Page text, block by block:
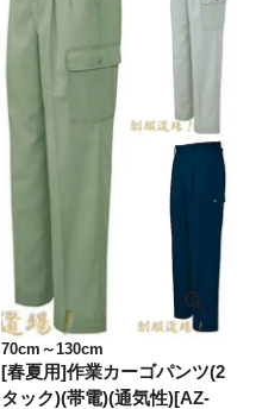
70cm～130cm
[春夏用]作業カーゴパンツ(2
タック)(帯電)(通気性)[AZ-